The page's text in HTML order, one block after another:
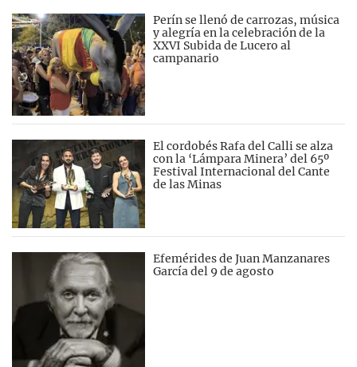
Perín se llenó de carrozas, música
y alegría en la celebración de la
XXVI Subida de Lucero al
campanario
El cordobés Rafa del Calli se alza
con la ‘Lámpara Minera’ del 65º
Festival Internacional del Cante
de las Minas
Efemérides de Juan Manzanares
García del 9 de agosto